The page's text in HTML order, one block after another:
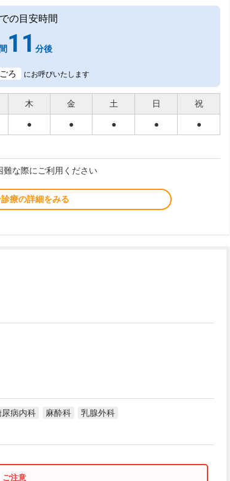
の目安時間
11 分後
ろ にお呼びいたします
木 金 土 日 祝
● ● ● ● ●
な際にご利用ください
療の詳細をみる
尿病内科 麻酔科 乳腺外科